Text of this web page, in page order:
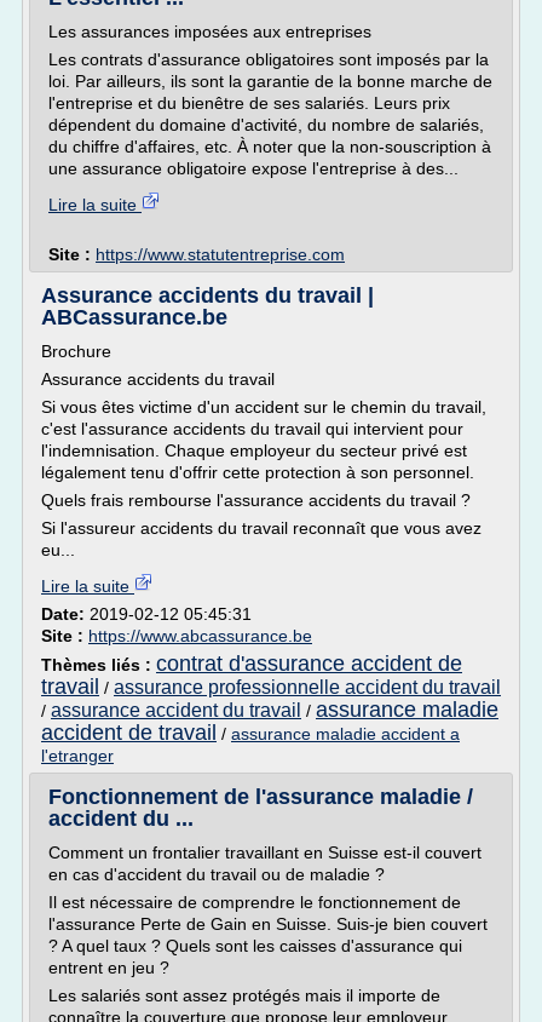
Les assurances imposées aux entreprises
Les contrats d'assurance obligatoires sont imposés par la
loi. Par ailleurs, ils sont la garantie de la bonne marche de
l'entreprise et du bienêtre de ses salariés. Leurs prix
dépendent du domaine d'activité, du nombre de salariés,
du chiffre d'affaires, etc. À noter que la non-souscription à
une assurance obligatoire expose l'entreprise à des...
Lire la suite
Site : https://www.statutentreprise.com
Assurance accidents du travail |
ABCassurance.be
Brochure
Assurance accidents du travail
Si vous êtes victime d'un accident sur le chemin du travail,
c'est l'assurance accidents du travail qui intervient pour
l'indemnisation. Chaque employeur du secteur privé est
légalement tenu d'offrir cette protection à son personnel.
Quels frais rembourse l'assurance accidents du travail ?
Si l'assureur accidents du travail reconnaît que vous avez
eu...
Lire la suite
Date: 2019-02-12 05:45:31
Site : https://www.abcassurance.be
Thèmes liés : contrat d'assurance accident de
travail / assurance professionnelle accident du travail
/ assurance accident du travail / assurance maladie
accident de travail / assurance maladie accident a
l'etranger
Fonctionnement de l'assurance maladie /
accident du ...
Comment un frontalier travaillant en Suisse est-il couvert
en cas d'accident du travail ou de maladie ?
Il est nécessaire de comprendre le fonctionnement de
l'assurance Perte de Gain en Suisse. Suis-je bien couvert
? A quel taux ? Quels sont les caisses d'assurance qui
entrent en jeu ?
Les salariés sont assez protégés mais il importe de
connaître la couverture que propose leur employeur.